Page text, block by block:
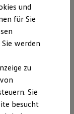
Updates
Act
und
für Sie
werden
zu
Sie
besucht